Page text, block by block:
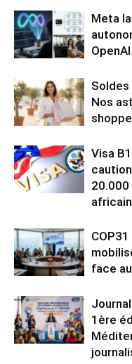
Meta
Soldes
Nos
Visa
face
1ère